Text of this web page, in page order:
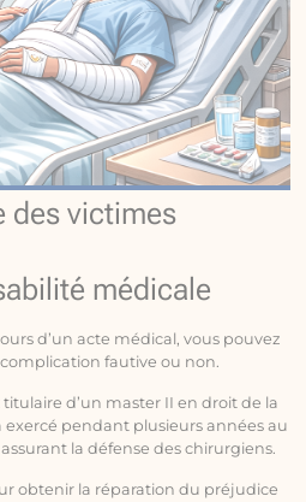
des victimes
médicale
d’un acte médical, vous pouvez
fautive ou non.
titulaire d’un master II en droit de la
pendant plusieurs années au
la défense des chirurgiens.
obtenir la réparation du préjudice